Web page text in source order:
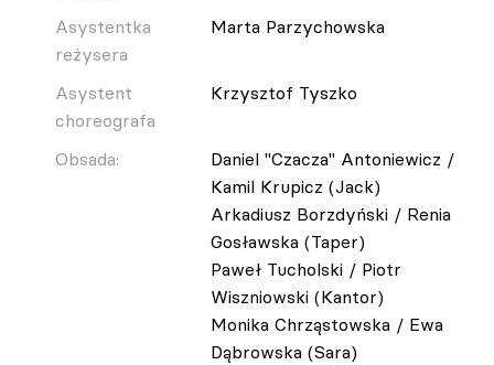
Asystentka
reżysera
Marta Parzychowska
Asystent
choreografa
Krzysztof Tyszko
Obsada:
Daniel "Czacza" Antoniewicz /
Kamil Krupicz (Jack)
Arkadiusz Borzdyński / Renia
Gosławska (Taper)
Paweł Tucholski / Piotr
Wiszniowski (Kantor)
Monika Chrząstowska / Ewa
Dąbrowska (Sara)